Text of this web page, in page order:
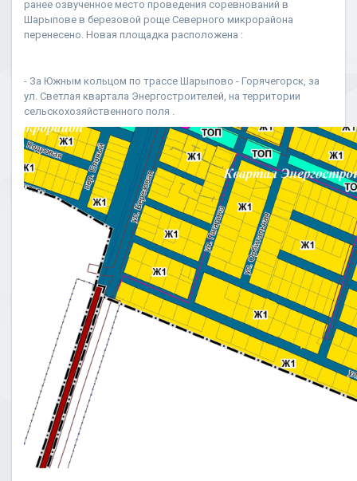
ранее озвученное место проведения соревнований в
Шарыпове в березовой роще Северного микрорайона
перенесено. Новая площадка расположена :
- За Южным кольцом по трассе Шарыпово - Горячегорск, за
ул. Светлая квартала Энергостроителей, на территории
сельскохозяйственного поля .